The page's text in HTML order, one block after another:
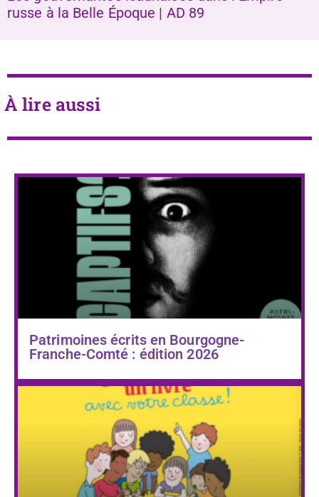
russe à la Belle Époque | AD 89
À lire aussi
Patrimoines écrits en Bourgogne-
Franche-Comté : édition 2026